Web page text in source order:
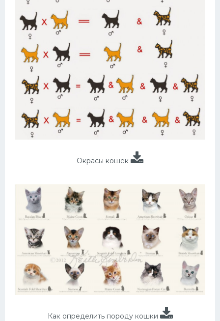
Окрасы кошек
Как определить породу кошки